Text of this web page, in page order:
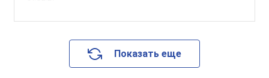
Показать еще